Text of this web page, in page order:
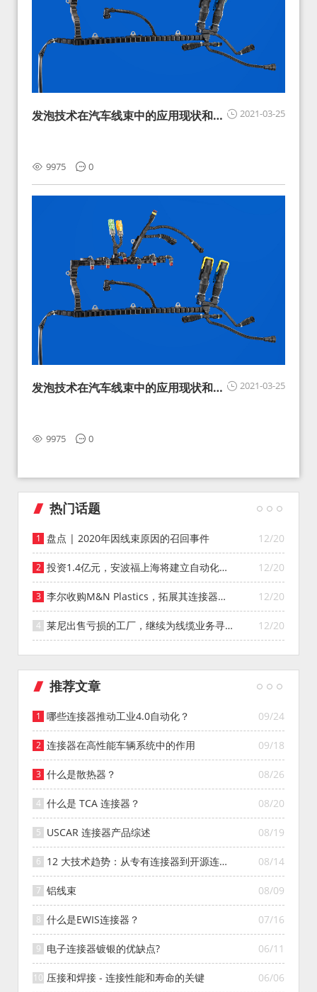
2021-03-25
发泡技术在汽车线束中的应用现状和展
9975 0
2021-03-25
发泡技术在汽车线束中的应用现状和展
9975 0
热门话题
12/20
盘点 | 2020年因线束原因的召回事件
12/20
投资1.4亿元，安波福上海将建立自动化智
能仓库
12/20
李尔收购M&N Plastics，拓展其连接器系
统业务
12/20
莱尼出售亏损的工厂，继续为线缆业务寻找
投资者
推荐文章
09/24
哪些连接器推动工业4.0自动化？
09/18
连接器在高性能车辆系统中的作用
08/26
什么是散热器？
08/20
什么是 TCA 连接器？
08/19
USCAR 连接器产品综述
08/14
12 大技术趋势：从专有连接器到开源连接
器的演变
08/09
铝线束
07/16
什么是EWIS连接器？
06/11
电子连接器镀银的优缺点?
06/06
压接和焊接 - 连接性能和寿命的关键